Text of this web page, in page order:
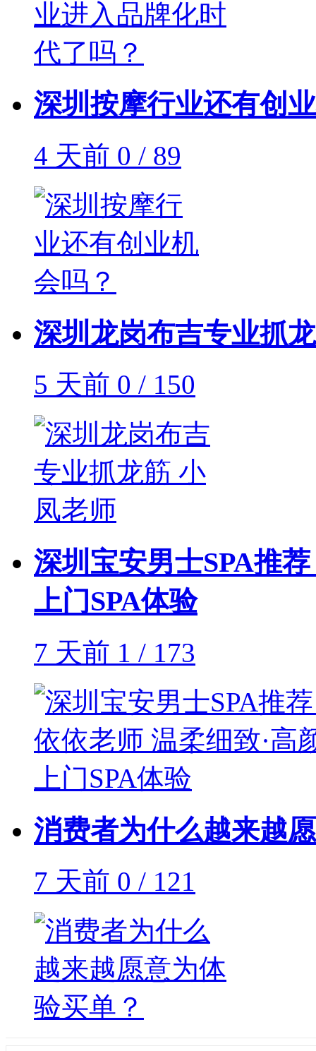
深圳按摩行业还有创
4 天前 0 / 89
深圳龙岗布吉专业抓
5 天前 0 / 150
深圳宝安男士SPA推
上门SPA体验
7 天前 1 / 173
消费者为什么越来越
7 天前 0 / 121